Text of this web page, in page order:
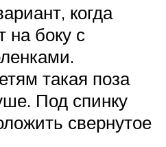
когда
боку с
такая поза
Под спинку
свернутое